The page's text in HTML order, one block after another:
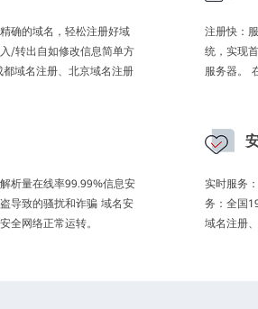
确的域名，轻松注册好域
/转出自如修改信息简单方
域名注册、北京域名注册
注册快：
统，实现
服务器。
析量在线率99.99%信息安
导致的骚扰和诈骗 域名安
全网络正常运转。
实时服务
务：全国
域名注册